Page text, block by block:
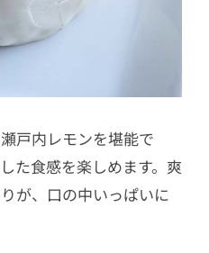
戸内レモンを堪能で
た食感を楽しめます。爽
が、口の中いっぱいに